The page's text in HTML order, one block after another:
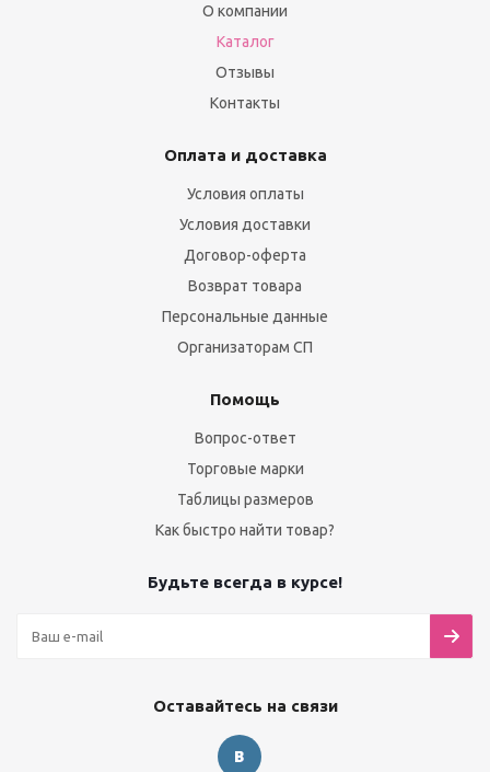
О компании
Каталог
Отзывы
Контакты
Оплата и доставка
Условия оплаты
Условия доставки
Договор-оферта
Возврат товара
Персональные данные
Организаторам СП
Помощь
Вопрос-ответ
Торговые марки
Таблицы размеров
Как быстро найти товар?
Будьте всегда в курсе!
Оставайтесь на связи